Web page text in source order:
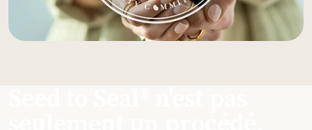
Seed to Seal® n'est pas